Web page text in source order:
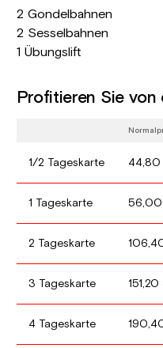
2 Gondelbahnen
2 Sesselbahnen
1 Übungslift
Profitieren Sie
1/2 Tageskarte
1 Tageskarte
2 Tageskarte
3 Tageskarte
4 Tageskarte